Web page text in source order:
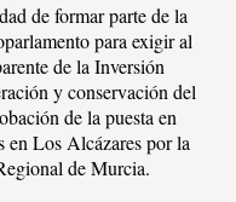
de formar parte de la
para exigir al
de la Inversión
y conservación del
de la puesta en
en Los Alcázares por la
de Murcia.